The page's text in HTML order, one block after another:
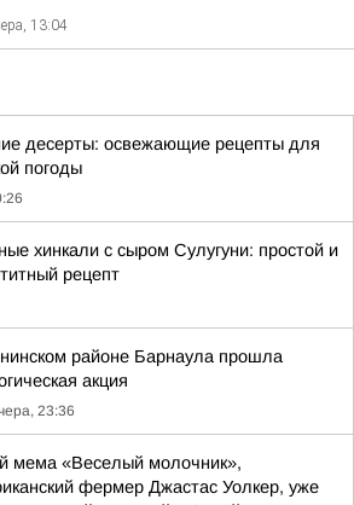
13:04
десерты: освежающие рецепты для
погоды
хинкали с сыром Сулугуни: простой и
рецепт
районе Барнаула прошла
акция
23:36
мема «Веселый молочник»,
фермер Джастас Уолкер, уже